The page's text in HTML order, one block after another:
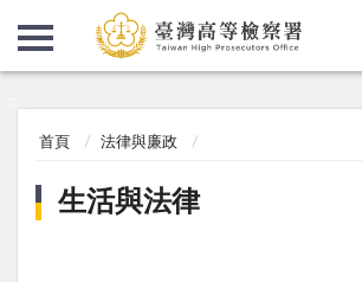
首頁 法律與廉政
生活與法律